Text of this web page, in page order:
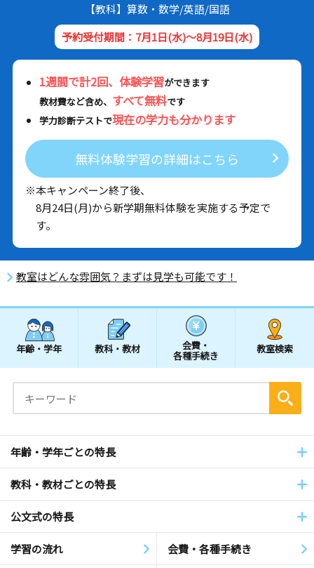
【教科】算数・数学/英語/国語
予約受付期間：7月1日(水)～8月19日(水)
1週間で計2回、体験学習ができます
教材費など含め、 すべて無料です
学力診断テストで現在の学力も分かります
無料体験学習の詳細はこちら
※本キャンペーン終了後、
8月24日(月)から新学期無料体験を実施する予定で
す。
教室はどんな雰囲気？まずは見学も可能です！
年齢・学年 教科・教材 会費・
各種手続き
教室検索
年齢・学年ごとの特長
教科・教材ごとの特長
公文式の特長
学習の流れ 会費・各種手続き